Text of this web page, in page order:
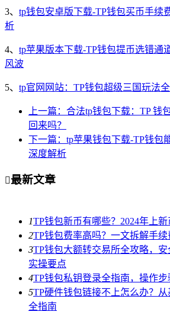
3、 tp钱包安卓版下载-TP钱包买币手续
析
4、 tp苹果版本下载-TP钱包提币选错通
风波
5、 tp官网网站：TP钱包超级三国玩法
上一篇：合法tp钱包下载：TP 钱
回来吗？
下一篇：tp苹果钱包下载-TP钱包
深度解析
最新文章
1TP钱包新币有哪些？2024年上
2TP钱包费率高吗？一文拆解手
3TP钱包大额转交易所全攻略，
实操要点
4TP钱包私钥登录全指南，操作
5TP硬件钱包链接不上怎么办？
全指南